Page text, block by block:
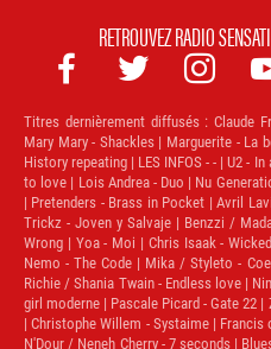
RETROUVEZ RADIO
  
Titres dernièrement diffusés : Claude
Mary Mary - Shackles | Marguerite - La
History repeating | LES INFOS - - | U2 -
to love | Lois Andrea - Duo | Nu
| Pretenders - Brass in Pocket | Avril
Trickz - Joven y Salvaje | Benzzi /
Wrong | Yoa - Moi | Chris Isaak -
Nemo - The Code | Mika / Styleto -
Richie / Shania Twain - Endless love |
girl moderne | Pascale Picard - Gate 22
| Christophe Willem - Systaime |
N'Dour / Neneh Cherry - 7 seconds |